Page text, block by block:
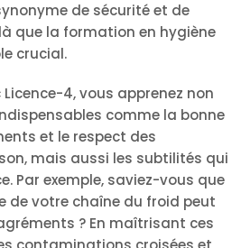
de sécurité et de
que la formation en hygiène
crucial.
4, vous apprenez non
comme la bonne
et le respect des
mais aussi les subtilités qui
Par exemple, saviez-vous que
de votre chaîne du froid peut
? En maîtrisant ces